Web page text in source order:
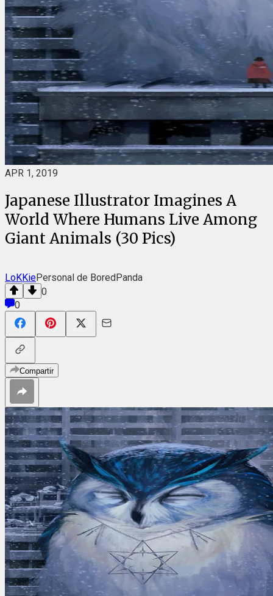
APR 1, 2019
Japanese Illustrator Imagines A
World Where Humans Live Among
Giant Animals (30 Pics)
LoKKiePersonal de BoredPanda
0
0
Compartir